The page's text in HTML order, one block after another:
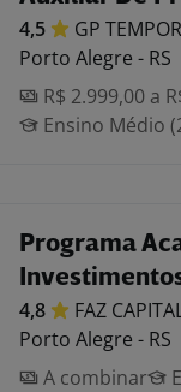
4,5 GP
Porto Alegre - RS
R$ 2.999,00 a
Ensino Médio
Programa
4,8 FAZ
Porto Alegre - RS
A combinar